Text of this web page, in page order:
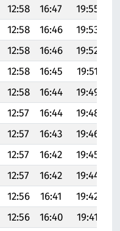
12:58 16:47 19:55
12:58 16:46 19:53
12:58 16:46 19:52
12:58 16:45 19:51
12:58 16:44 19:49
12:57 16:44 19:48
12:57 16:43 19:46
12:57 16:42 19:45
12:57 16:42 19:44
12:56 16:41 19:42
12:56 16:40 19:41